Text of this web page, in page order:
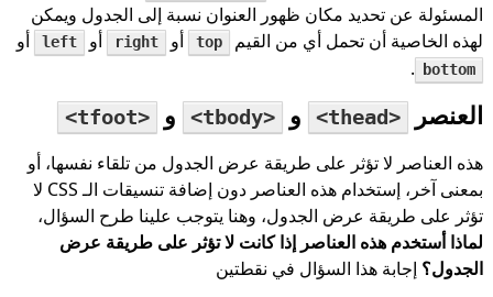
المسئولة عن تحديد مكان ظهور العنوان نسبة إلى الجدول ويمكن
لهذه الخاصية أن تحمل أي من القيم
top أو right أو left أو
bottom
.
العنصر <thead> و <tbody> و
<tfoot>
هذه العناصر لا تؤثر على طريقة عرض الجدول من تلقاء نفسها، أو
بمعنى آخر، إستخدام هذه العناصر دون إضافة تنسيقات الـ CSS لا
تؤثر على طريقة عرض الجدول، وهنا يتوجب علينا طرح السؤال،
لماذا أستخدم هذه العناصر إذا كانت لا تؤثر على طريقة عرض
الجدول؟ إجابة هذا السؤال في نقطتين